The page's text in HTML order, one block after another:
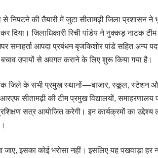
की तैयारी में जुटा सीतामढ़ी जिला प्रशासन ने
जिलाधिकारी रिची पांडेय ने नुक्कड़ नाटक टीम
आपदा प्रबंधन बृजकिशोर पांडे सहित अन्य
उपायों से अवगत कराने के लिए शुरू किया गया है।
जिले के सभी प्रमुख स्थानों—बाजार, स्कूल, स्टेशन
सीतामढ़ी की टीम प्रमुख विद्यालयों, समाहरणालय
सत्र आयोजित करेगी। इन कार्यक्रमों का उद्देश्य
इसका कोई भरोसा नहीं। इसलिए यह पखवाड़ा हर